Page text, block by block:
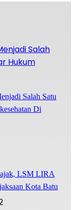
Salah Satu
Di
LSM LIRA
Kota Batu